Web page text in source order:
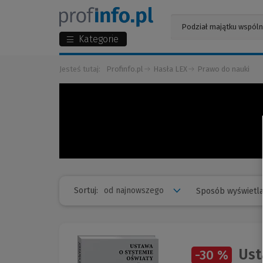
Kategorie
Jesteś tutaj: Profinfo.pl Hasła LEX Prawo do nauki
Sortuj: Sposób
-30 %